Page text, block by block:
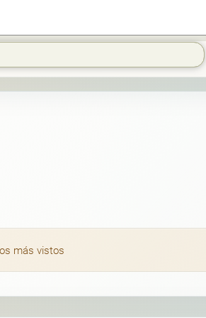
más vistos